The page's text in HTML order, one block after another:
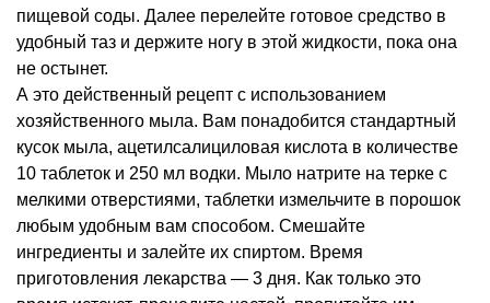
пищевой соды. Далее перелейте готовое средство в
удобный таз и держите ногу в этой жидкости, пока она
не остынет.
А это действенный рецепт с использованием
хозяйственного мыла. Вам понадобится стандартный
кусок мыла, ацетилсалициловая кислота в количестве
10 таблеток и 250 мл водки. Мыло натрите на терке с
мелкими отверстиями, таблетки измельчите в порошок
любым удобным вам способом. Смешайте
ингредиенты и залейте их спиртом. Время
приготовления лекарства — 3 дня. Как только это